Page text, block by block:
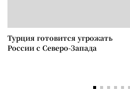
Турция готовится угрожать
России с Северо-Запада